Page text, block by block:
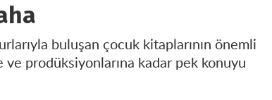
buluşan çocuk kitaplarının önemli
prodüksiyonlarına kadar pek konuyu